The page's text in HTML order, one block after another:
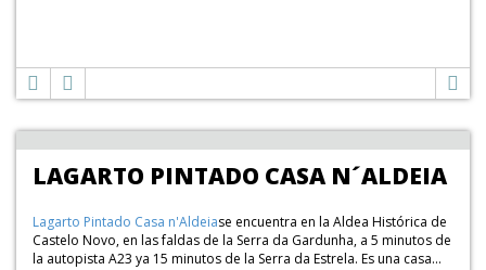
LAGARTO PINTADO CASA N´ALDEIA
Lagarto Pintado Casa n'Aldeiase encuentra en la Aldea Histórica de
Castelo Novo, en las faldas de la Serra da Gardunha, a 5 minutos de
la autopista A23 ya 15 minutos de la Serra da Estrela. Es una casa...